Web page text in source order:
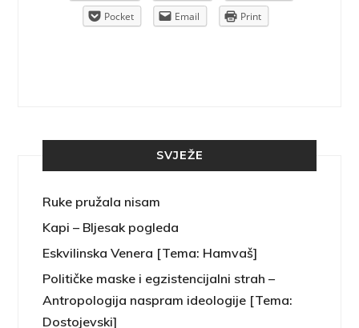
Pocket
Email Print
SVJEŽE
Ruke pružala nisam
Kapi – Bljesak pogleda
Eskvilinska Venera [Tema: Hamvaš]
Političke maske i egzistencijalni strah –
Antropologija naspram ideologije [Tema:
Dostojevski]